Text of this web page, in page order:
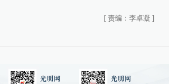
[ 责编：李卓凝 ]